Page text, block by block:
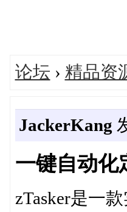
论坛 › 精品资
JackerKang
一键自动化
zTasker是一